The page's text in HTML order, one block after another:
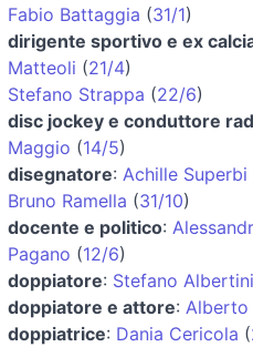
Fabio Battaggia (31/1)
dirigente sportivo e ex
Matteoli (21/4)
Stefano Strappa (22/6)
disc jockey e conduttore
Maggio (14/5)
disegnatore: Achille Superbi
Bruno Ramella (31/10)
docente e politico:
Pagano (12/6)
doppiatore: Stefano Albertini
doppiatore e attore: Alberto
doppiatrice: Dania Cericola (